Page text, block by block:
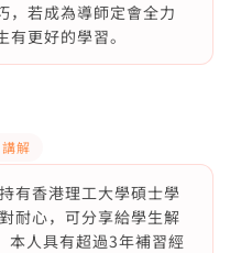
，若成為導師定會全力
更好的學習。
解
有香港理工大學碩士學
耐心，可分享給學生解
本人具有超過3年補習經